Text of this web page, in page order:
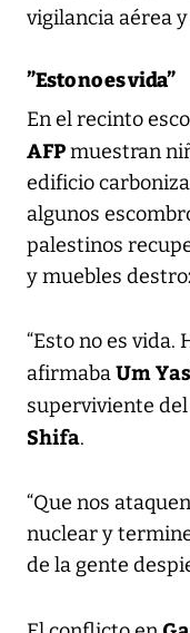
vigilancia aérea
”Esto no es vida”
En el recinto
AFPmuestran
edificio
algunos
palestinos
y muebles
“Esto no es vida.
afirmabaUm
superviviente
Shifa.
“Que nos
nuclear y
de la gente